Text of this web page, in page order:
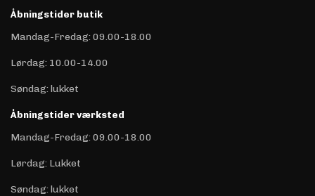
Åbningstider butik
Mandag-Fredag: 09.00-18.00
Lørdag: 10.00-14.00
Søndag: lukket
Åbningstider værksted
Mandag-Fredag: 09.00-18.00
Lørdag: Lukket
Søndag: lukket